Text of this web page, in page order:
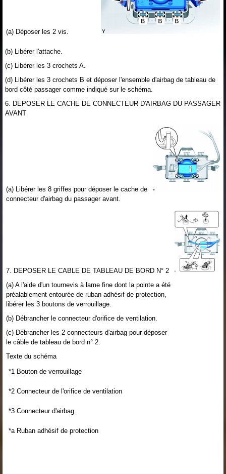
(a) Déposer les 2 vis.
(b) Libérer l'attache.
(c) Libérer les 3 crochets A.
(d) Libérer les 3 crochets B et déposer l'ensemble d'airbag de tableau de
bord côté passager comme indiqué sur le schéma.
6. DEPOSER LE CACHE DE CONNECTEUR D'AIRBAG DU PASSAGER
AVANT
(a) Libérer les 8 griffes pour déposer le cache de
connecteur d'airbag du passager avant.
7. DEPOSER LE CABLE DE TABLEAU DE BORD N° 2
(a) A l'aide d'un tournevis à lame fine dont la pointe a été
préalablement entourée de ruban adhésif de protection,
libérer les 3 boutons de verrouillage.
(b) Débrancher le connecteur d'orifice de ventilation.
(c) Débrancher les 2 connecteurs d'airbag pour déposer
le câble de tableau de bord n° 2.
Texte du schéma
*1 Bouton de verrouillage
*2 Connecteur de l'orifice de ventilation
*3 Connecteur d'airbag
*a Ruban adhésif de protection